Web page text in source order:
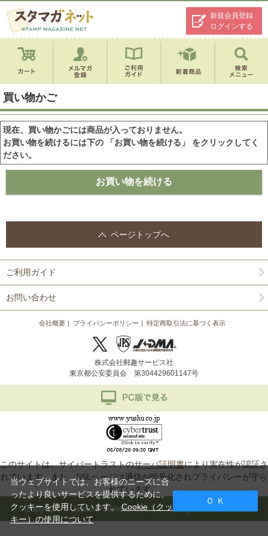
新規会員登録
ログインする
買い物かご
現在、買い物かごには商品が入っておりません。
お買い物を続けるには下の 「お買い物を続ける」 をクリックしてく
ださい。
ページトップへ
ご利用ガイド
お問い合わせ
会社概要 プライバシーポリシー 特定商取引法に基づく表示
株式会社郵趣サービス社
東京都公安委員会 第304429601147号
このサイトは、サイバートラストのサーバ証明書により実在性が認証さ
れています。また、SSLページは通信が暗号化されプライバシーが守ら
れています。
Copyright © Japan Philatelic Co., Ltd. All Rights Reserved.
当ウェブサイトでは、お客様のニーズに合
ったより良いサービスを提供するために、
クッキーを使用しています。Cookie（クッ
キー）の使用について
Ｏ Ｋ